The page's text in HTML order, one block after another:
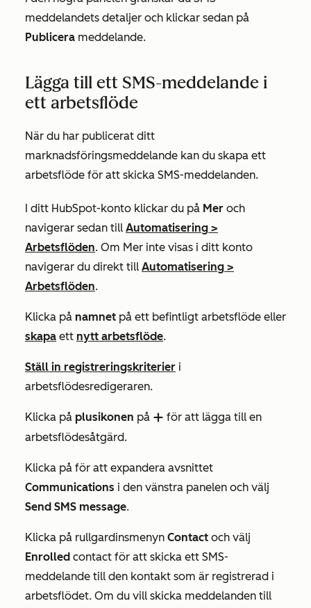
meddelandets detaljer och klickar sedan på
Publicera meddelande.
Lägga till ett SMS-meddelande i
ett arbetsflöde
När du har publicerat ditt
marknadsföringsmeddelande kan du skapa ett
arbetsflöde för att skicka SMS-meddelanden.
I ditt HubSpot-konto klickar du på Mer och
navigerar sedan till Automatisering >
Arbetsflöden. Om Mer inte visas i ditt konto
navigerar du direkt till Automatisering >
Arbetsflöden.
Klicka på namnet på ett befintligt arbetsflöde eller
skapa ett nytt arbetsflöde.
Ställ in registreringskriterier i
arbetsflödesredigeraren.
Klicka på plusikonen på add för att lägga till en
arbetsflödesåtgärd.
Klicka på för att expandera avsnittet
Communications i den vänstra panelen och välj
Send SMS message.
Klicka på rullgardinsmenyn Contact och välj
Enrolled contact för att skicka ett SMS-
meddelande till den kontakt som är registrerad i
arbetsflödet. Om du vill skicka meddelanden till